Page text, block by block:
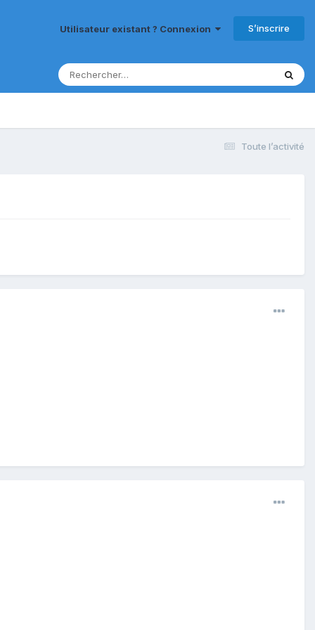
Utilisateur existant ? Connexion S’inscrire
Toute l’activité